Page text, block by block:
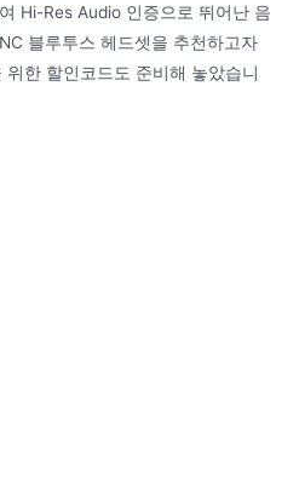
Hi-Res Audio 인증으로 뛰어난 음
블루투스 헤드셋을 추천하고자
한 할인코드도 준비해 놓았습니